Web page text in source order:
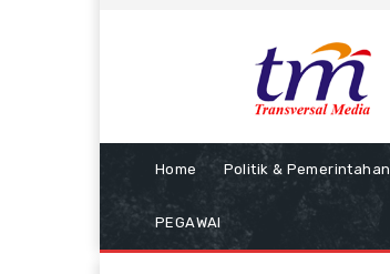
Home Politik & Pemerintahan
PEGAWAI